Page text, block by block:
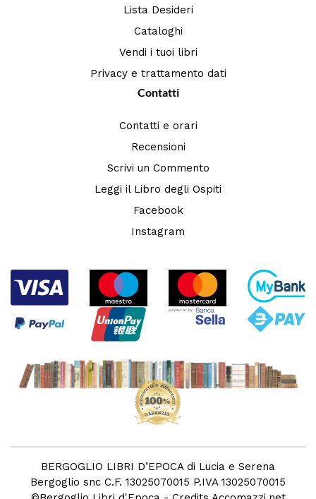
Lista Desideri
Cataloghi
Vendi i tuoi libri
Privacy e trattamento dati
Contatti
Contatti e orari
Recensioni
Scrivi un Commento
Leggi il Libro degli Ospiti
Facebook
Instagram
BERGOGLIO LIBRI D’EPOCA di Lucia e Serena
Bergoglio snc C.F. 13025070015 P.IVA 13025070015